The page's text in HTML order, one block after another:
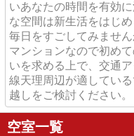
いあなたの時間を有効
な空間は新生活をはじ
毎日をすごしてみませ
マンションなので初め
いを求める上で、交通
線天理周辺が適してい
越しをご検討ください。
空室一覧